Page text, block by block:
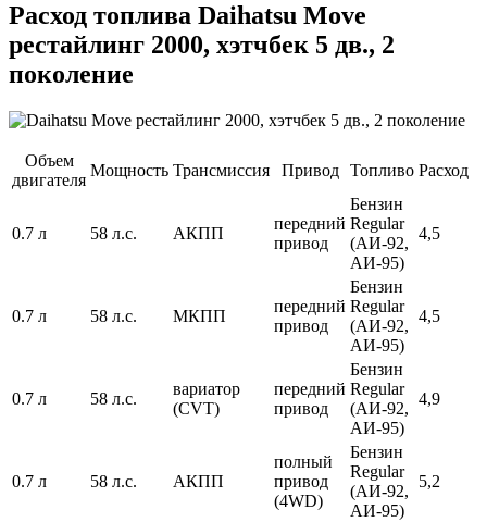
Расход топлива Daihatsu Move
рестайлинг 2000, хэтчбек 5 дв., 2
поколение
Объем
двигателя
Мощность Трансмиссия Привод Топливо Расход
0.7 л 58 л.с. АКПП
передний
привод
Бензин
Regular
(АИ-92,
АИ-95)
4,5
0.7 л 58 л.с. МКПП
передний
привод
Бензин
Regular
(АИ-92,
АИ-95)
4,5
0.7 л 58 л.с.
вариатор
(CVT)
передний
привод
Бензин
Regular
(АИ-92,
АИ-95)
4,9
0.7 л 58 л.с. АКПП
полный
привод
(4WD)
Бензин
Regular
(АИ-92,
АИ-95)
5,2